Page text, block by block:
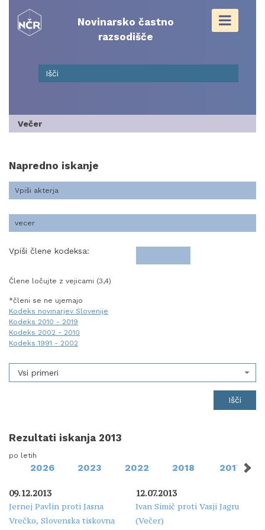
content
Novinarsko častno
razsodišče
Večer
Napredno iskanje
Vpiši člene kodeksa:
Člene ločujte z vejicami (3,4)
*členi se ne ujemajo
Kodeks novinarjev Slovenije
Kodeks 2010 - 2019
Kodeks 2002 - 2010
Kodeks 1991 - 2002
Vsi primeri
Rezultati iskanja 2013
po letih
2026 2023 2022 2018 2017
09.12.2013
Jernej Pavlin proti Jasna
Vrečko, Slovenska tiskovna
12.07.2013
Ivan Simič proti Vasji Jagru
(Večer)